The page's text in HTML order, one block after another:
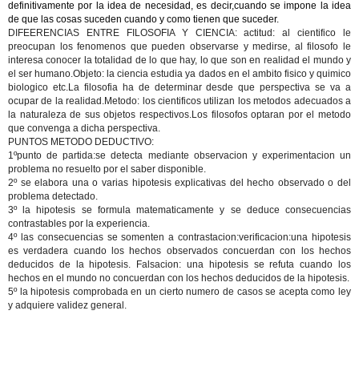
definitivamente por la idea de necesidad, es decir,cuando se impone la idea
de que las cosas suceden cuando y como tienen que suceder.
DIFEERENCIAS ENTRE FILOSOFIA Y CIENCIA:actitud: al cientifico le
preocupan los fenomenos que pueden observarse y medirse, al filosofo le
interesa conocer la totalidad de lo que hay, lo que son en realidad el mundo y
el ser humano.Objeto: la ciencia estudia ya dados en el ambito fisico y quimico
biologico etc.La filosofia ha de determinar desde que perspectiva se va a
ocupar de la realidad.Metodo: los cientificos utilizan los metodos adecuados a
la naturaleza de sus objetos respectivos.Los filosofos optaran por el metodo
que convenga a dicha perspectiva.
PUNTOS METODO DEDUCTIVO:
1ºpunto de partida:se detecta mediante observacion y experimentacion un
problema no resuelto por el saber disponible.
2º se elabora una o varias hipotesis explicativas del hecho observado o del
problema detectado.
3º la hipotesis se formula matematicamente y se deduce consecuencias
contrastables por la experiencia.
4º las consecuencias se somenten a contrastacion:verificacion:una hipotesis
es verdadera cuando los hechos observados concuerdan con los hechos
deducidos de la hipotesis. Falsacion: una hipotesis se refuta cuando los
hechos en el mundo no concuerdan con los hechos deducidos de la hipotesis.
5º la hipotesis comprobada en un cierto numero de casos se acepta como ley
y adquiere validez general.